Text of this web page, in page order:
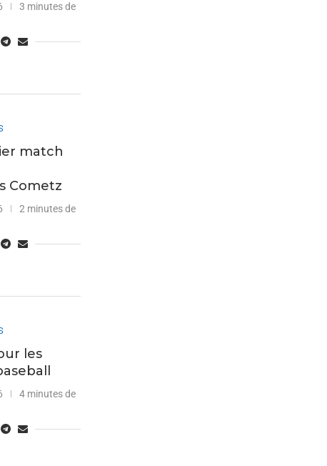
3 minutes de
match
Cometz
2 minutes de
les
4 minutes de